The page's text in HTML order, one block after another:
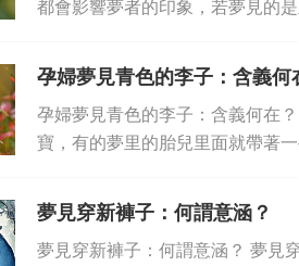
都會影響夢者的印象，若夢見的
孕婦夢見青色的李子：含義何
孕婦夢見青色的李子：含義何在
寶，有的夢里的胎兒里面就帶著
夢見穿新褲子：何謂意涵？
夢見穿新褲子：何謂意涵？ 夢見